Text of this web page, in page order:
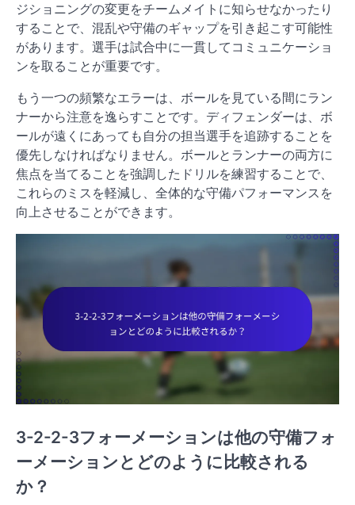
ジショニングの変更をチームメイトに知らせなかったり
することで、混乱や守備のギャップを引き起こす可能性
があります。選手は試合中に一貫してコミュニケーショ
ンを取ることが重要です。
もう一つの頻繁なエラーは、ボールを見ている間にラン
ナーから注意を逸らすことです。ディフェンダーは、ボ
ールが遠くにあっても自分の担当選手を追跡することを
優先しなければなりません。ボールとランナーの両方に
焦点を当てることを強調したドリルを練習することで、
これらのミスを軽減し、全体的な守備パフォーマンスを
向上させることができます。
3-2-2-3フォーメーションは他の守備フォ
ーメーションとどのように比較される
か？